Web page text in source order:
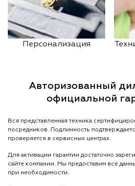
Персонализация
Авторизованный
официальной
Вся представленная техника
посредников. Подлинность
проверяется в сервисных центрах.
Для активации гарантии достаточно
сайте компании. Мы предоставим все
при необходимости.